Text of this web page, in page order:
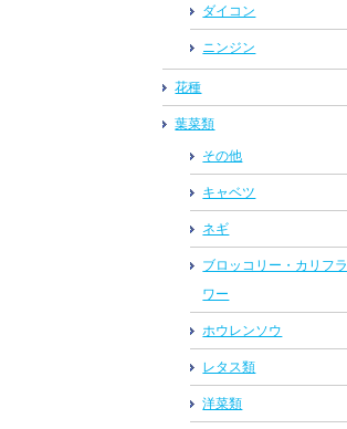
ダイコン
ニンジン
花種
葉菜類
その他
キャベツ
ネギ
ブロッコリー・カリフラ
ワー
ホウレンソウ
レタス類
洋菜類